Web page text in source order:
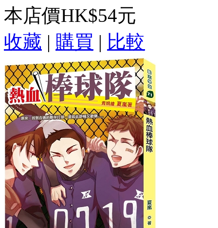
本店價HK$54元
收藏 | 購買 | 比較